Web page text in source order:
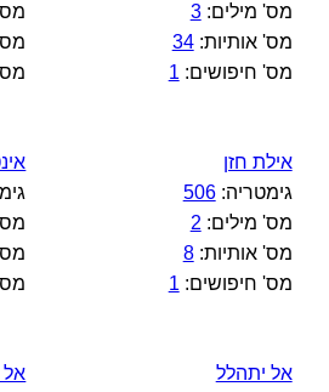
מס' מילים:3
מס' אותיות:34
מס' חיפושים: 1
אילת חזן
גימטריה:506
מס' מילים: 2
מס' אותיות:8
מס' חיפושים: 1
אל יתהלל
אל